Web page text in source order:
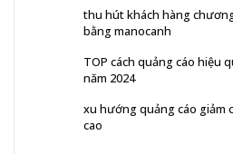
thu hút khách hàng
bằng manocanh
TOP cách quảng cáo hiệu
năm 2024
xu hướng quảng cáo giảm
cao